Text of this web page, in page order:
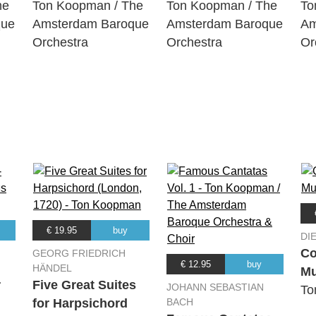
Chorus: 'Jesu, nun sei gepreiset'
Aria (Tenor): 'Woferne du den edlen Frieden'
Recitative (Bass): 'Doch weil der Feind bei Tag und Nacht'
41: Chorale: 'Dein ist allein die Ehre'
BWV 7: Chorus: 'Christ unser Herr zum Jordan kam'
BWV 7: Aria (Bass): 'Merkt und hört, ihr Menschenkinder'
kam' BWV 7: Recitative (Tenor): 'Dies hat Gott klar'
BWV 7: Aria (Tenor): 'Des Vaters Stimme ließ sich hören'
Ton Koopman / The
Amsterdam Baroque
Orchestra
Ton Koopman / The
Amsterdam Baroque
Orchestra
€ 19.95 buy
GEORG FRIEDRICH
HÄNDEL
Five Great Suites
for Harpsichord
€ 12.95 buy
JOHANN SEBASTIAN
BACH